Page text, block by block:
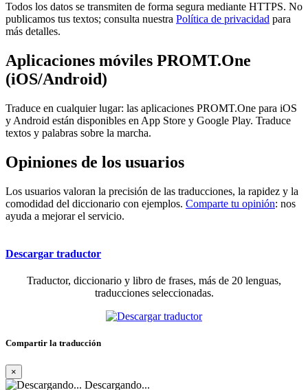
Todos los datos se transmiten de forma segura mediante HTTPS. No
publicamos tus textos; consulta nuestra Política de privacidad para
más detalles.
Aplicaciones móviles PROMT.One
(iOS/Android)
Traduce en cualquier lugar: las aplicaciones PROMT.One para iOS
y Android están disponibles en App Store y Google Play. Traduce
textos y palabras sobre la marcha.
Opiniones de los usuarios
Los usuarios valoran la precisión de las traducciones, la rapidez y la
comodidad del diccionario con ejemplos. Comparte tu opinión: nos
ayuda a mejorar el servicio.
Descargar traductor
Traductor, diccionario y libro de frases, más de 20 lenguas,
traducciones seleccionadas.
Compartir la traducción
×
Descargando...